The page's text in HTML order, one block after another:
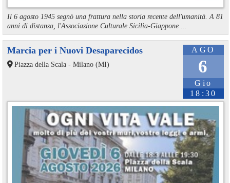
Il 6 agosto 1945 segnò una frattura nella storia recente dell'umanità. A 81
anni di distanza, l'Associazione Culturale Sicilia-Giappone ...
AGO
6
Gio
18:30
Marcia per i Nuovi Desaparecidos
Piazza della Scala - Milano (MI)